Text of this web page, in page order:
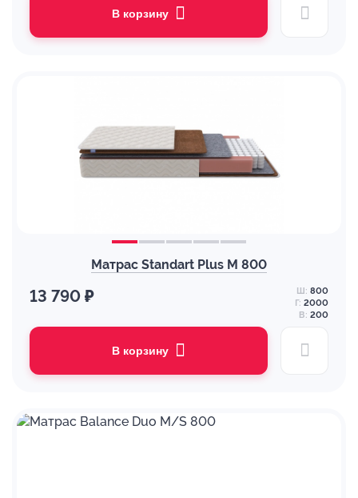
В корзину
Матрас Standart Plus M 800
13 790 ₽ Ш: 800
Г: 2000
В: 200
В корзину